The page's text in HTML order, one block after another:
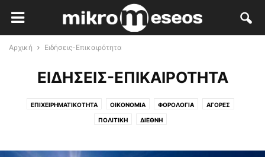
Αρχική Ειδήσεις-Επικαιρότητα
ΕΙΔΉΣΕΙΣ-ΕΠΙΚΑΙΡΌΤΗΤΑ
ΕΠΙΧΕΙΡΗΜΑΤΙΚΌΤΗΤΑ ΟΙΚΟΝΟΜΊΑ ΦΟΡΟΛΟΓΊΑ ΑΓΟΡΈΣ
ΠΟΛΙΤΙΚΉ ΔΙΕΘΝΉ